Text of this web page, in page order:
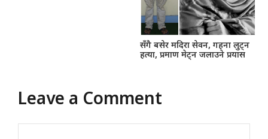
सँगै बसेर मदिरा सेवन, गहना लुट्न
हत्या, प्रमाण मेट्न जलाउने प्रयास
Leave a Comment